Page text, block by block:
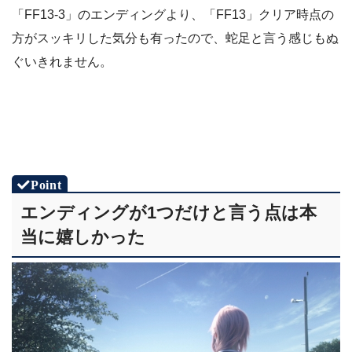
「FF13-3」のエンディングより、「FF13」クリア時点の
方がスッキリした気分も有ったので、蛇足と言う感じもぬ
ぐいきれません。
エンディングが1つだけと言う点は本
当に嬉しかった